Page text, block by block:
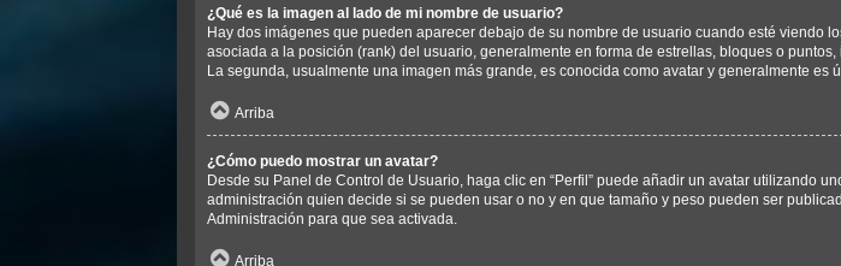
¿Qué es la imagen al lado de mi nombre de usuario?
Hay dos imágenes que pueden aparecer debajo de su nombre de usuario cuando esté viendo
asociada a la posición (rank) del usuario, generalmente en forma de estrellas, bloques o
La segunda, usualmente una imagen más grande, es conocida como avatar y generalmente es
Arriba
¿Cómo puedo mostrar un avatar?
Desde su Panel de Control de Usuario, haga clic en “Perfil” puede añadir un avatar utilizando
administración quien decide si se pueden usar o no y en que tamaño y peso pueden ser
Administración para que sea activada.
Arriba